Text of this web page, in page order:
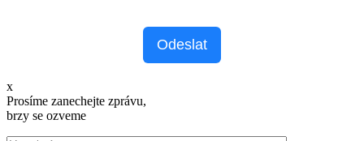
Odeslat
x
Prosíme zanechejte zprávu,
brzy se ozveme